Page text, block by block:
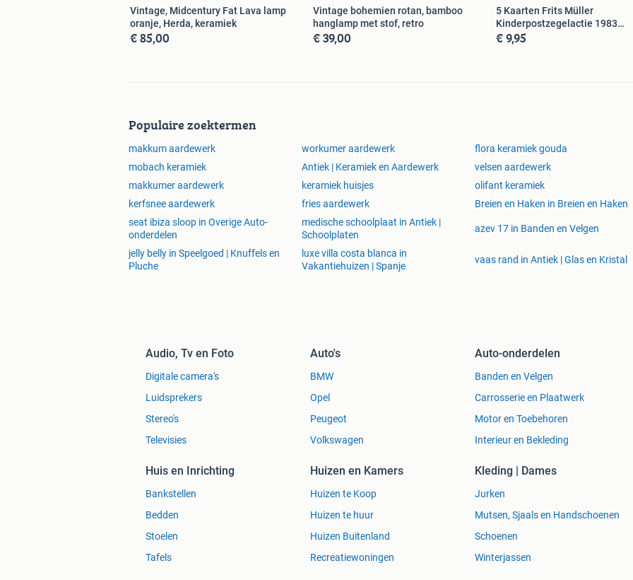
Vintage, Midcentury Fat Lava lamp
oranje, Herda, keramiek
€ 85,00
Vintage bohemien rotan, bamboo
hanglamp met stof, retro
€ 39,00
5 Kaarten Frits Müller
Kinderpostzegelactie 1983
wenskaart
€ 9,95
Populaire zoektermen
makkum aardewerk workumer aardewerk flora keramiek gouda
mobach keramiek
Antiek | Keramiek en Aardewerk velsen aardewerk
makkumer aardewerk
keramiek huisjes olifant keramiek
kerfsnee aardewerk
fries aardewerk Breien en Haken in Breien en Haken
seat ibiza sloop in Overige Auto-
onderdelen
medische schoolplaat in Antiek |
Schoolplaten
azev 17 in Banden en Velgen
jelly belly in Speelgoed | Knuffels en
Pluche
luxe villa costa blanca in
Vakantiehuizen | Spanje
vaas rand in Antiek | Glas en Kristal
Audio, Tv en Foto
Digitale camera's
Luidsprekers
Stereo's
Televisies
Auto's
BMW
Opel
Peugeot
Volkswagen
Auto-onderdelen
Banden en Velgen
Carrosserie en Plaatwerk
Motor en Toebehoren
Interieur en Bekleding
Huis en Inrichting
Bankstellen
Bedden
Stoelen
Tafels
Huizen en Kamers
Huizen te Koop
Huizen te huur
Huizen Buitenland
Recreatiewoningen
Kleding | Dames
Jurken
Mutsen, Sjaals en Handschoenen
Schoenen
Winterjassen